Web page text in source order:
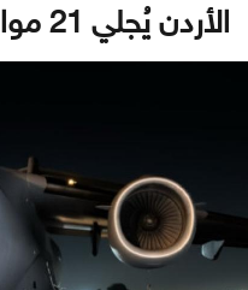
الأردن يُجلي 21 مواطنا أردنيا من فنزويلا